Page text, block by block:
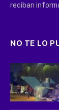
reciban
NO TE LO